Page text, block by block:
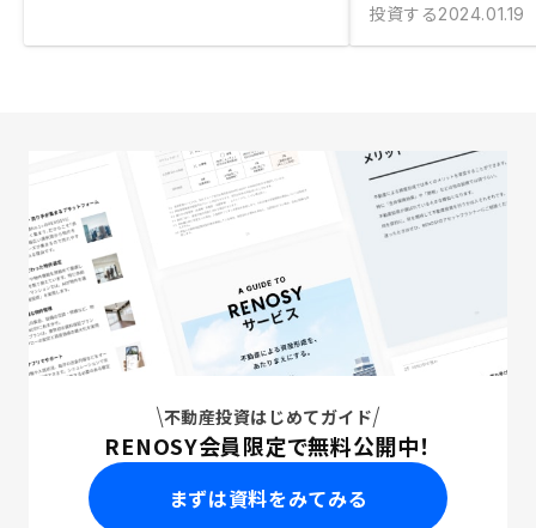
投資する2024.01.19
不動産投資はじめてガイド
RENOSY会員限定で無料公開中！
まずは資料をみてみる